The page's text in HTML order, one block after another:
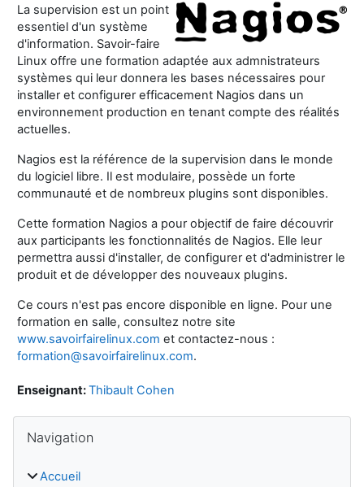
La supervision est un point
essentiel d'un système
d'information. Savoir-faire
Linux offre une formation adaptée aux admnistrateurs
systèmes qui leur donnera les bases nécessaires pour
installer et configurer efficacement Nagios dans un
environnement production en tenant compte des réalités
actuelles.
Nagios est la référence de la supervision dans le monde
du logiciel libre. Il est modulaire, possède un forte
communauté et de nombreux plugins sont disponibles.
Cette formation Nagios a pour objectif de faire découvrir
aux participants les fonctionnalités de Nagios. Elle leur
permettra aussi d'installer, de configurer et d'administrer le
produit et de développer des nouveaux plugins.
Ce cours n'est pas encore disponible en ligne. Pour une
formation en salle, consultez notre site
www.savoirfairelinux.com et contactez-nous :
formation@savoirfairelinux.com.
Enseignant:Thibault Cohen
Blocs
Navigation
Accueil